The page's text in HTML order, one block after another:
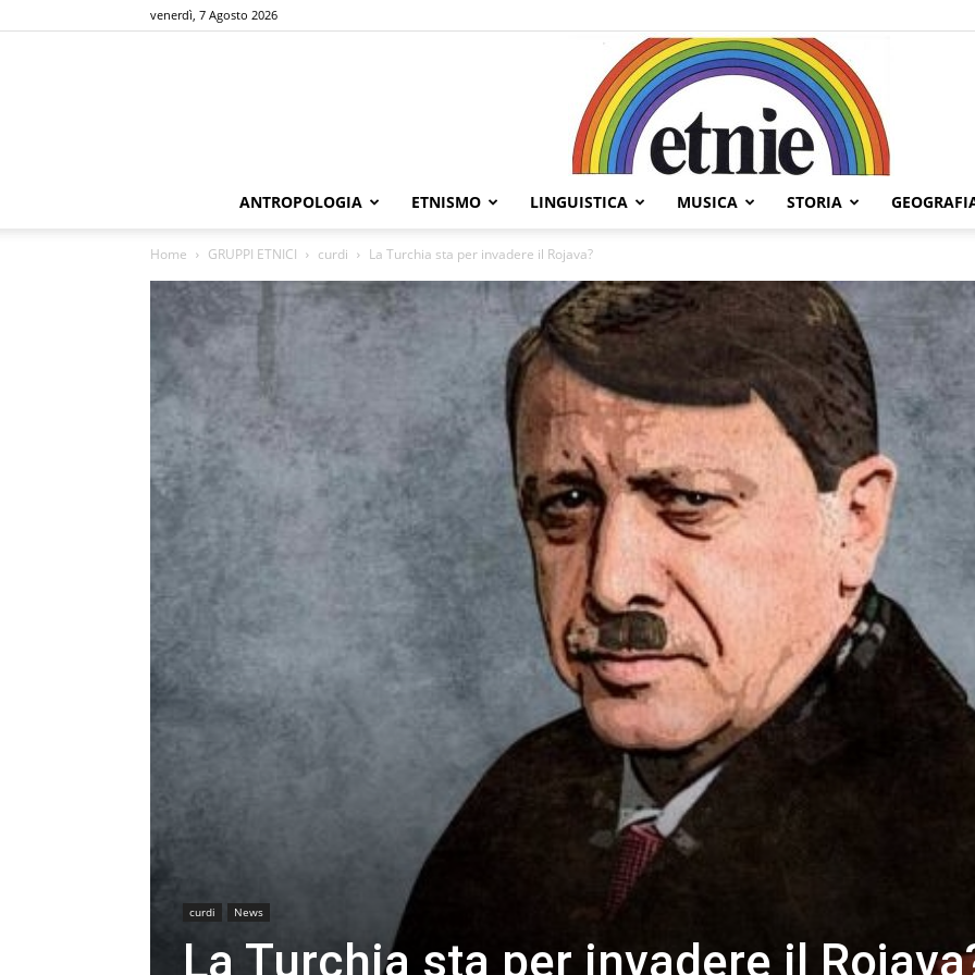
venerdì, 7 Agosto 2026
ANTROPOLOGIA ETNISMO LINGUISTICA MUSICA STORIA
Home GRUPPI ETNICI curdi La Turchia sta per invadere il Rojava?
curdi News
La Turchia sta per invadere il